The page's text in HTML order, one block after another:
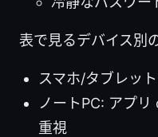
表で見るデバイス別
スマホ/タブレッ
ノートPC: アプリ
重視